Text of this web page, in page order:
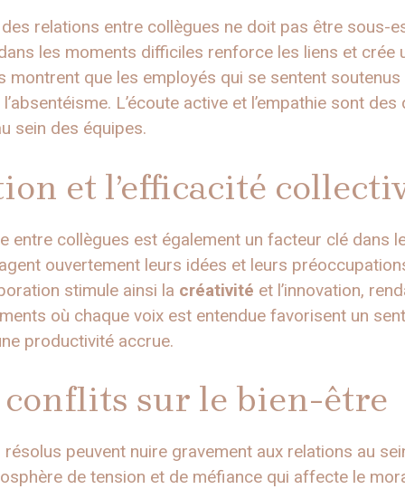
relations entre collègues ne doit pas être sous-
les moments difficiles renforce les liens et crée
montrent que les employés qui se sentent
L’écoute active et l’empathie sont
sein des équipes.
et l’efficacité
entre collègues est également un facteur clé dans
ouvertement leurs idées et leurs
stimule ainsi la créativité et l’innovation,
où chaque voix est entendue favorisent un
productivité accrue.
conflits sur le bien-être
peuvent nuire gravement aux relations au
de tension et de méfiance qui affecte le